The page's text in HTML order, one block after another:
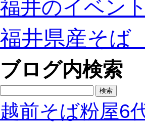
福井のイベン
福井県産そば
ブログ内検索
索:
越前そば粉屋6